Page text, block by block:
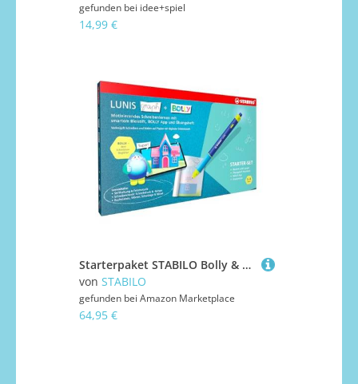
gefunden bei idee+spiel
14,99 €
Starterpaket STABILO Bolly & LUNIS Graph – Smarter Schreiblern-Bleistift, App & Übungsheft
von STABILO
gefunden bei Amazon Marketplace
64,95 €